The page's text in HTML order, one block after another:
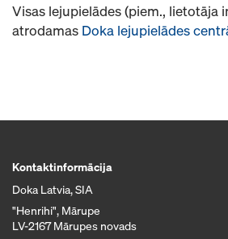
Visas lejupielādes (piem., lietotāja
atrodamas Doka lejupielādes
Kontaktinformācija
Doka Latvia, SIA
"Henrihi", Mārupe
LV-2167 Mārupes novads